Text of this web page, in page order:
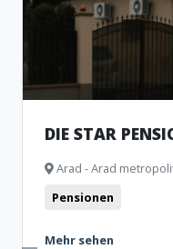
DIE STAR
Arad - Arad
Pensionen
Mehr sehen